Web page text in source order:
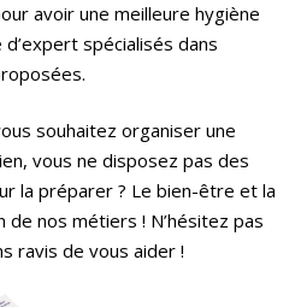
avoir une meilleure hygiène
spécialisés dans
souhaitez organiser une
vous ne disposez pas des
la préparer ? Le bien-être et la
de nos métiers ! N’hésitez pas
ravis de vous aider !